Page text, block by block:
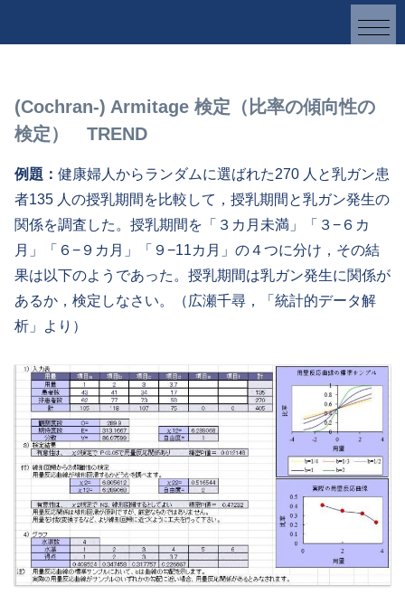
(Cochran-) Armitage 検定（比率の傾向性の
検定） TREND
例題： 健康婦人からランダムに選ばれた270 人と乳ガン患
者135 人の授乳期間を比較して，授乳期間と乳ガン発生の
関係を調査した。授乳期間を「３カ月未満」「３−６カ
月」「６−９カ月」「９−11カ月」の４つに分け，その結
果は以下のようであった。授乳期間は乳ガン発生に関係が
あるか，検定しなさい。（広瀬千尋，「統計的データ解
析」より）